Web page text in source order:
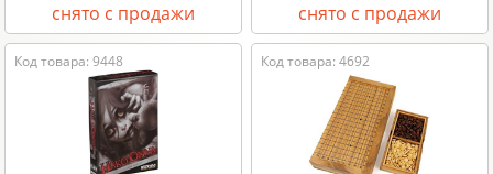
снято с продажи снято с продажи
Код товара: 9448 Код товара: 4692